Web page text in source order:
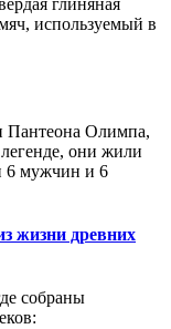
глиняная
используемый в
Пантеона Олимпа,
они жили
6 мужчин и 6
жизни древних
собраны